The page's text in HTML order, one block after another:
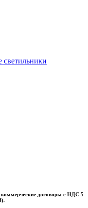
светильники
договоры с НДС 5